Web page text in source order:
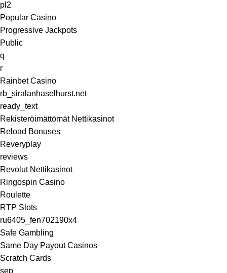
pl2
Popular Casino
Progressive Jackpots
Public
q
r
Rainbet Casino
rb_siralanhaselhurst.net
ready_text
Rekisteröimättömät Nettikasinot
Reload Bonuses
Reveryplay
reviews
Revolut Nettikasinot
Ringospin Casino
Roulette
RTP Slots
ru6405_fen702190x4
Safe Gambling
Same Day Payout Casinos
Scratch Cards
sep